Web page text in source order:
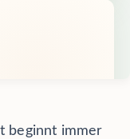
beginnt immer